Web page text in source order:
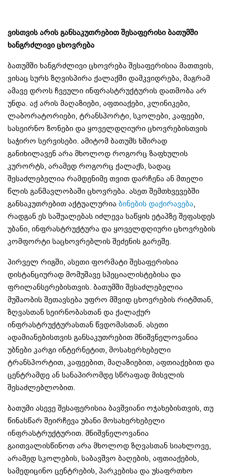
ვისთვის არის განსაკუთრებით შესაფერისი ბათუმში
ხანგრძლივი ცხოვრება
ბათუმში ხანგრძლივი ცხოვრება შესაფერისია მათთვის,
ვისაც სურს ზღვისპირა ქალაქში დამკვიდრება, მაგრამ
ამავე დროს ჩვეული ინფრასტრუქტურის დათმობა არ
უნდა. აქ არის მაღაზიები, აფთიაქები, კლინიკები,
ლაბორატორიები, ტრანსპორტი, სკოლები, კაფეები,
სასეირნო ზონები და ყოველდღიური ცხოვრებისთვის
საჭირო სერვისები. ამიტომ ბათუმს ხშირად
განიხილავენ არა მხოლოდ როგორც ზაფხულის
კურორტს, არამედ როგორც ქალაქს, სადაც
შესაძლებელია რამდენიმე თვით დარჩენა ან მთელი
წლის განმავლობაში ცხოვრება. ასეთ შემთხვევებში
განსაკუთრებით აქტუალურია ბინების დაქირავება
რადგან ეს საშუალებას იძლევა საწყის ეტაპზე შეფასდეს
უბანი, ინფრასტრუქტურა და ყოველდღიური ცხოვრების
კომფორტი საცხოვრებლის შეძენის გარეშე.
პირველ რიგში, ასეთი ფორმატი შესაფერისია
დისტანციურად მომუშავე სპეციალისტებისა და
ფრილანსერებისთვის. ბათუმში შესაძლებელია
მუშაობის შეთავსება უფრო მშვიდ ცხოვრების რიტმთან,
ზღვასთან სეირნობასთან და ქალაქურ
ინფრასტრუქტურასთან წვდომასთან. ასეთი
ადამიანებისთვის განსაკუთრებით მნიშვნელოვანია
უბნები კარგი ინტერნეტით, მოსახერხებელი
ტრანსპორტით, კაფეებით, მაღაზიებით, აფთიაქებით და
ცენტრამდე ან სანაპირომდე სწრაფად მისვლის
შესაძლებლობით.
ბათუმი ასევე შესაფერისია ბავშვიანი ოჯახებისთვის, თუ
წინასწარ შეირჩევა უბანი მოსახერხებელი
ინფრასტრუქტურით. მნიშვნელოვანია
გაითვალისწინოთ არა მხოლოდ ზღვასთან სიახლოვე,
არამედ სკოლების, საბავშვო ბაღების, აფთიაქების,
სამედიცინო ცენტრების, პარკებისა და უსაფრთხო